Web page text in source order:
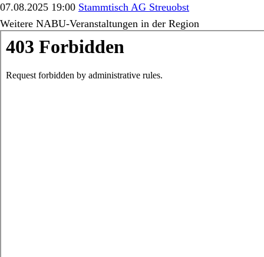
07.08.2025 19:00 Stammtisch AG Streuobst
Weitere NABU-Veranstaltungen in der Region